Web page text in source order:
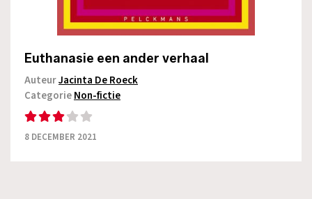
Euthanasie een ander verhaal
AuteurJacinta De Roeck
CategorieNon-fictie
8 DECEMBER 2021